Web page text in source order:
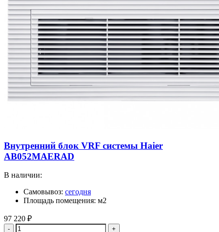
Внутренний блок VRF системы Haier
AB052MAERAD
В наличии:
Самовывоз: сегодня
Площадь помещения: м2
97 220 ₽
Количество